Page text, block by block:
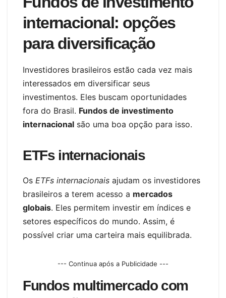
internacional: opções
para diversificação
Investidores brasileiros estão cada vez mais
interessados em diversificar seus
investimentos. Eles buscam oportunidades
fora do Brasil. Fundos de investimento
internacional são uma boa opção para isso.
ETFs internacionais
Os ETFs internacionais ajudam os investidores
brasileiros a terem acesso a mercados
globais. Eles permitem investir em índices e
setores específicos do mundo. Assim, é
possível criar uma carteira mais equilibrada.
--- Continua após a Publicidade ---
Fundos multimercado com